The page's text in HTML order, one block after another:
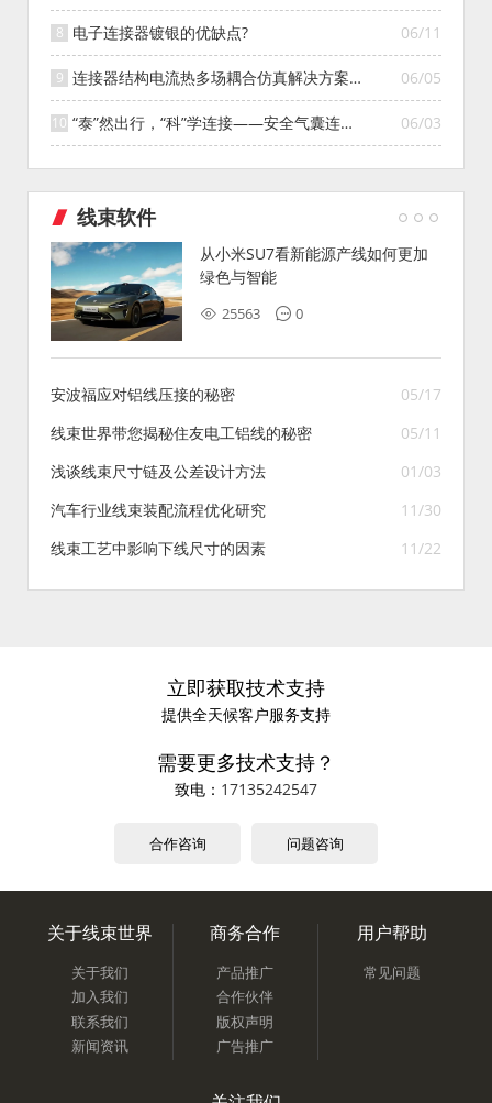
06/11
电子连接器镀银的优缺点?
06/05
连接器结构电流热多场耦合仿真解决方案
——以高压电气连接系统为例
06/03
“泰”然出行，“科”学连接——安全气囊连接
解决方案
线束软件
从小米SU7看新能源产线如何更加
绿色与智能
25563 0
05/17
安波福应对铝线压接的秘密
05/11
线束世界带您揭秘住友电工铝线的秘密
01/03
浅谈线束尺寸链及公差设计方法
11/30
汽车行业线束装配流程优化研究
11/22
线束工艺中影响下线尺寸的因素
立即获取技术支持
提供全天候客户服务支持
需要更多技术支持？
致电： 17135242547
合作咨询 问题咨询
关于线束世界
关于我们
加入我们
联系我们
新闻资讯
商务合作
产品推广
合作伙伴
版权声明
广告推广
用户帮助
常见问题